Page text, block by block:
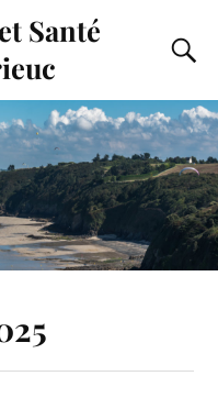
Santé